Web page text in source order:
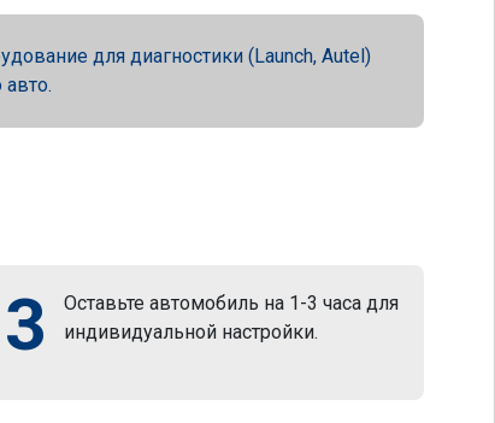
для диагностики (Launch, Autel)
3
Оставьте автомобиль на 1-3 часа для
индивидуальной настройки.